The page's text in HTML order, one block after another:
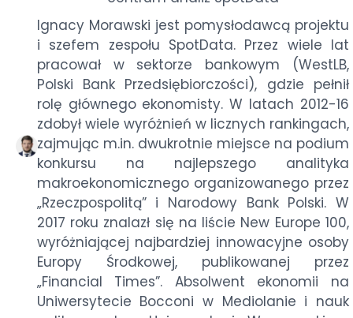
Ignacy Morawski jest pomysłodawcą projektu
i szefem zespołu SpotData. Przez wiele lat
pracował w sektorze bankowym (WestLB,
Polski Bank Przedsiębiorczości), gdzie pełnił
rolę głównego ekonomisty. W latach 2012-16
zdobył wiele wyróżnień w licznych rankingach,
zajmując m.in. dwukrotnie miejsce na podium
konkursu na najlepszego analityka
makroekonomicznego organizowanego przez
„Rzeczpospolitą” i Narodowy Bank Polski. W
2017 roku znalazł się na liście New Europe 100,
wyróżniającej najbardziej innowacyjne osoby
Europy Środkowej, publikowanej przez
„Financial Times”. Absolwent ekonomii na
Uniwersytecie Bocconi w Mediolanie i nauk